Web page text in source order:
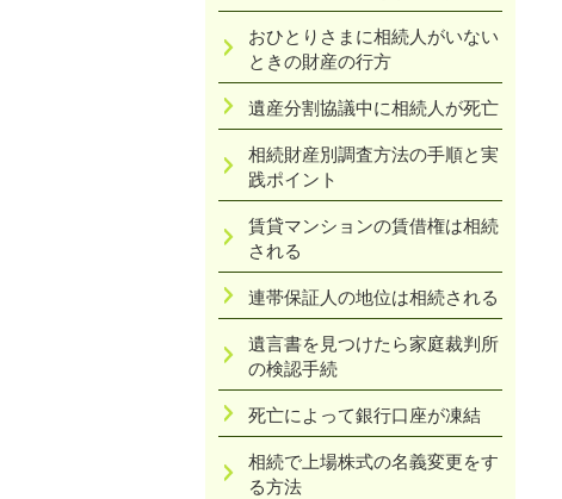
おひとりさまに相続人がいない
ときの財産の行方
遺産分割協議中に相続人が死亡
相続財産別調査方法の手順と実
践ポイント
賃貸マンションの賃借権は相続
される
連帯保証人の地位は相続される
遺言書を見つけたら家庭裁判所
の検認手続
死亡によって銀行口座が凍結
相続で上場株式の名義変更をす
る方法